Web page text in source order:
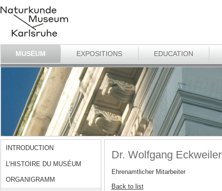
MUSÉUM EXPOSITIONS EDUCATION
INTRODUCTION
L’HISTOIRE DU MUSÉUM
ORGANIGRAMM
Dr. Wolfgang Eckweiler
Ehrenamtlicher Mitarbeiter
Back to list